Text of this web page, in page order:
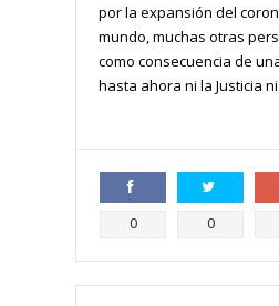
por la expansión del
mundo, muchas otras
como consecuencia de
hasta ahora ni la Justicia
Compartir
0 Compartir
0